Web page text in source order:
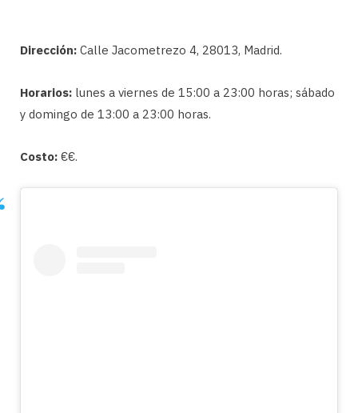
Dirección: Calle Jacometrezo 4, 28013, Madrid.
Horarios: lunes a viernes de 15:00 a 23:00 horas; sábado
y domingo de 13:00 a 23:00 horas.
Costo: €€.